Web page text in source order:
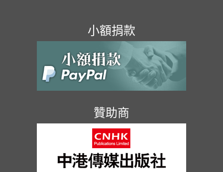
小額捐款
贊助商